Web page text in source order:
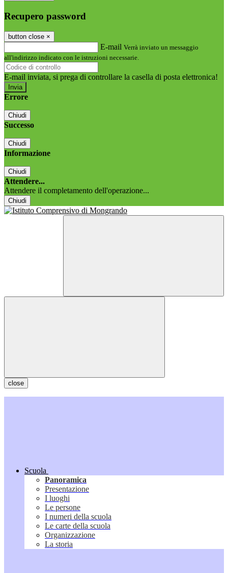
Recupero password
button close ×
E-mail Verrà inviato un messaggio
all'indirizzo indicato con le istruzioni necessarie.
E-mail inviata, si prega di controllare la casella di posta elettronica!
Errore
Chiudi
Successo
Chiudi
Informazione
Chiudi
Attendere...
Attendere il completamento dell'operazione...
Chiudi
close
Scuola
Panoramica
Presentazione
I luoghi
Le persone
I numeri della scuola
Le carte della scuola
Organizzazione
La storia